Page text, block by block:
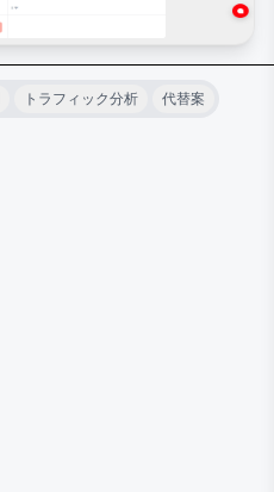
トラフィック分析 代替案